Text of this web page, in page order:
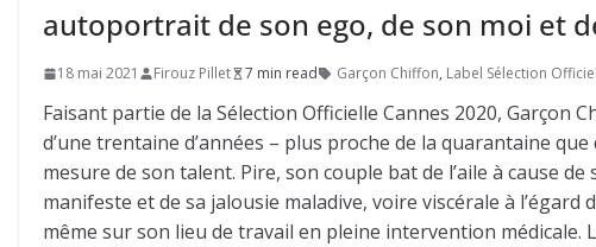
autoportrait de son ego, de son moi et
18 mai 2021 Firouz Pillet 7 min read Garçon Chiffon, Label Sélection
Faisant partie de la Sélection Officielle Cannes 2020, Garçon
d’une trentaine d’années – plus proche de la quarantaine
mesure de son talent. Pire, son couple bat de l’aile à cause
manifeste et de sa jalousie maladive, voire viscérale à l’égard
même sur son lieu de travail en pleine intervention